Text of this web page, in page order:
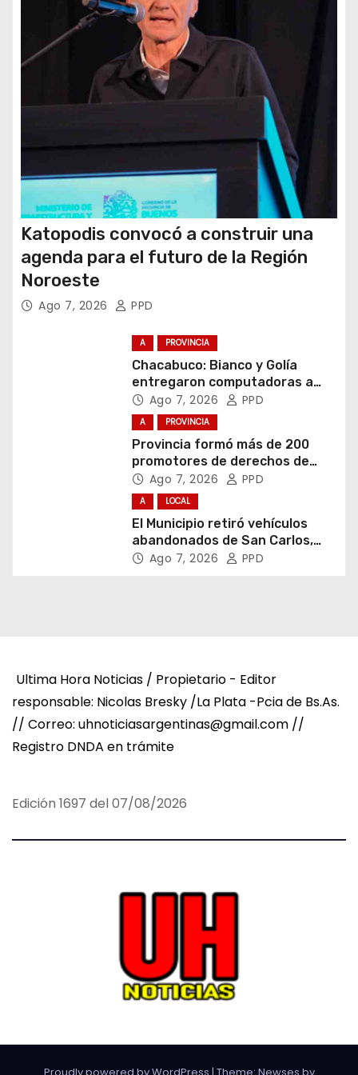
a
s
Katopodis convocó a construir una
agenda para el futuro de la Región
Noroeste
Ago 7, 2026 PPD
A PROVINCIA
Chacabuco: Bianco y Golía
entregaron computadoras a
estudiantes
Ago 7, 2026 PPD
A PROVINCIA
Provincia formó más de 200
promotores de derechos de
niñas, niños y adolescentes
Ago 7, 2026 PPD
A LOCAL
El Municipio retiró vehículos
abandonados de San Carlos,
Olmos y el casco urbano
Ago 7, 2026 PPD
Ultima Hora Noticias / Propietario - Editor
responsable: Nicolas Bresky /La Plata -Pcia de Bs.As.
// Correo: uhnoticiasargentinas@gmail.com //
Registro DNDA en trámite
Edición 1697 del 07/08/2026